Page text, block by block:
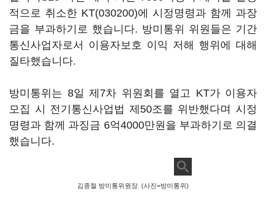
적으로 취소한 KT(030200)에 시정명령과 함께 과장
금을 부과하기로 했습니다. 방미통위 위원들은 기간
통신사업자로서 이용자보호 이익 저해 행위에 대해
질타했습니다.
방미통위는 8일 제7차 위원회를 열고 KT가 이용자
모집 시 전기통신사업법 제50조를 위반했다며 시정
명령과 함께 과징금 6억4000만원을 부과하기로 의결
했습니다.
김종철 방미통위원장. (사진=방미통위)